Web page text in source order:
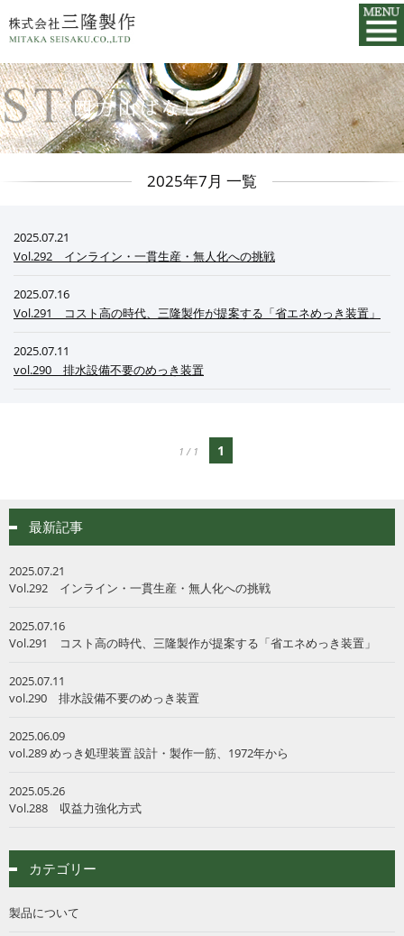
2025年7月 一覧
2025.07.21
Vol.292 インライン・一貫生産・無人化への挑戦
2025.07.16
Vol.291 コスト高の時代、三隆製作が提案する「省エネめっき装置」
2025.07.11
vol.290 排水設備不要のめっき装置
1 / 1 1
最新記事
2025.07.21
Vol.292 インライン・一貫生産・無人化への挑戦
2025.07.16
Vol.291 コスト高の時代、三隆製作が提案する「省エネめっき装置」
2025.07.11
vol.290 排水設備不要のめっき装置
2025.06.09
vol.289 めっき処理装置 設計・製作一筋、1972年から
2025.05.26
Vol.288 収益力強化方式
カテゴリー
製品について